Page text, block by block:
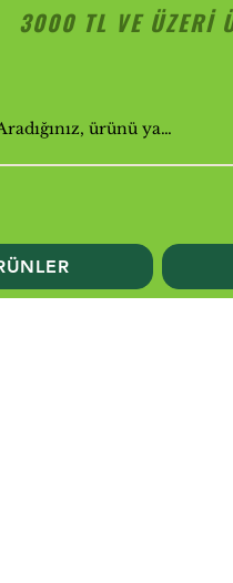
3000 TL VE ÜZERİ